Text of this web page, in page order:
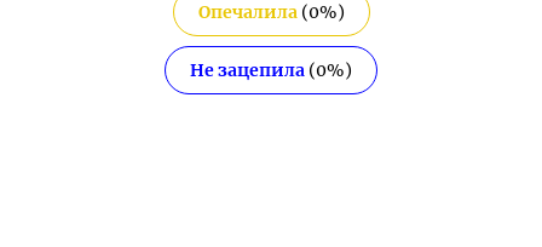
Опечалила(0%)
Не зацепила (0%)